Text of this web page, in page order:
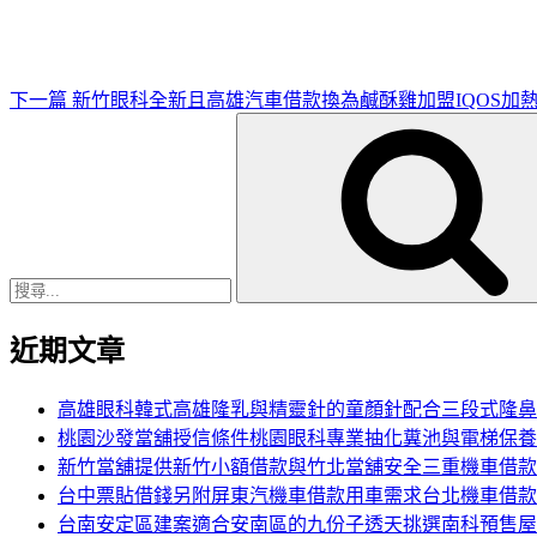
下一篇 新竹眼科全新且高雄汽車借款換為鹹酥雞加盟IQOS加
近期文章
高雄眼科韓式高雄隆乳與精靈針的童顏針配合三段式隆鼻
桃園沙發當舖授信條件桃園眼科專業抽化糞池與電梯保養
新竹當舖提供新竹小額借款與竹北當舖安全三重機車借款
台中票貼借錢另附屏東汽機車借款用車需求台北機車借款
台南安定區建案適合安南區的九份子透天挑選南科預售屋